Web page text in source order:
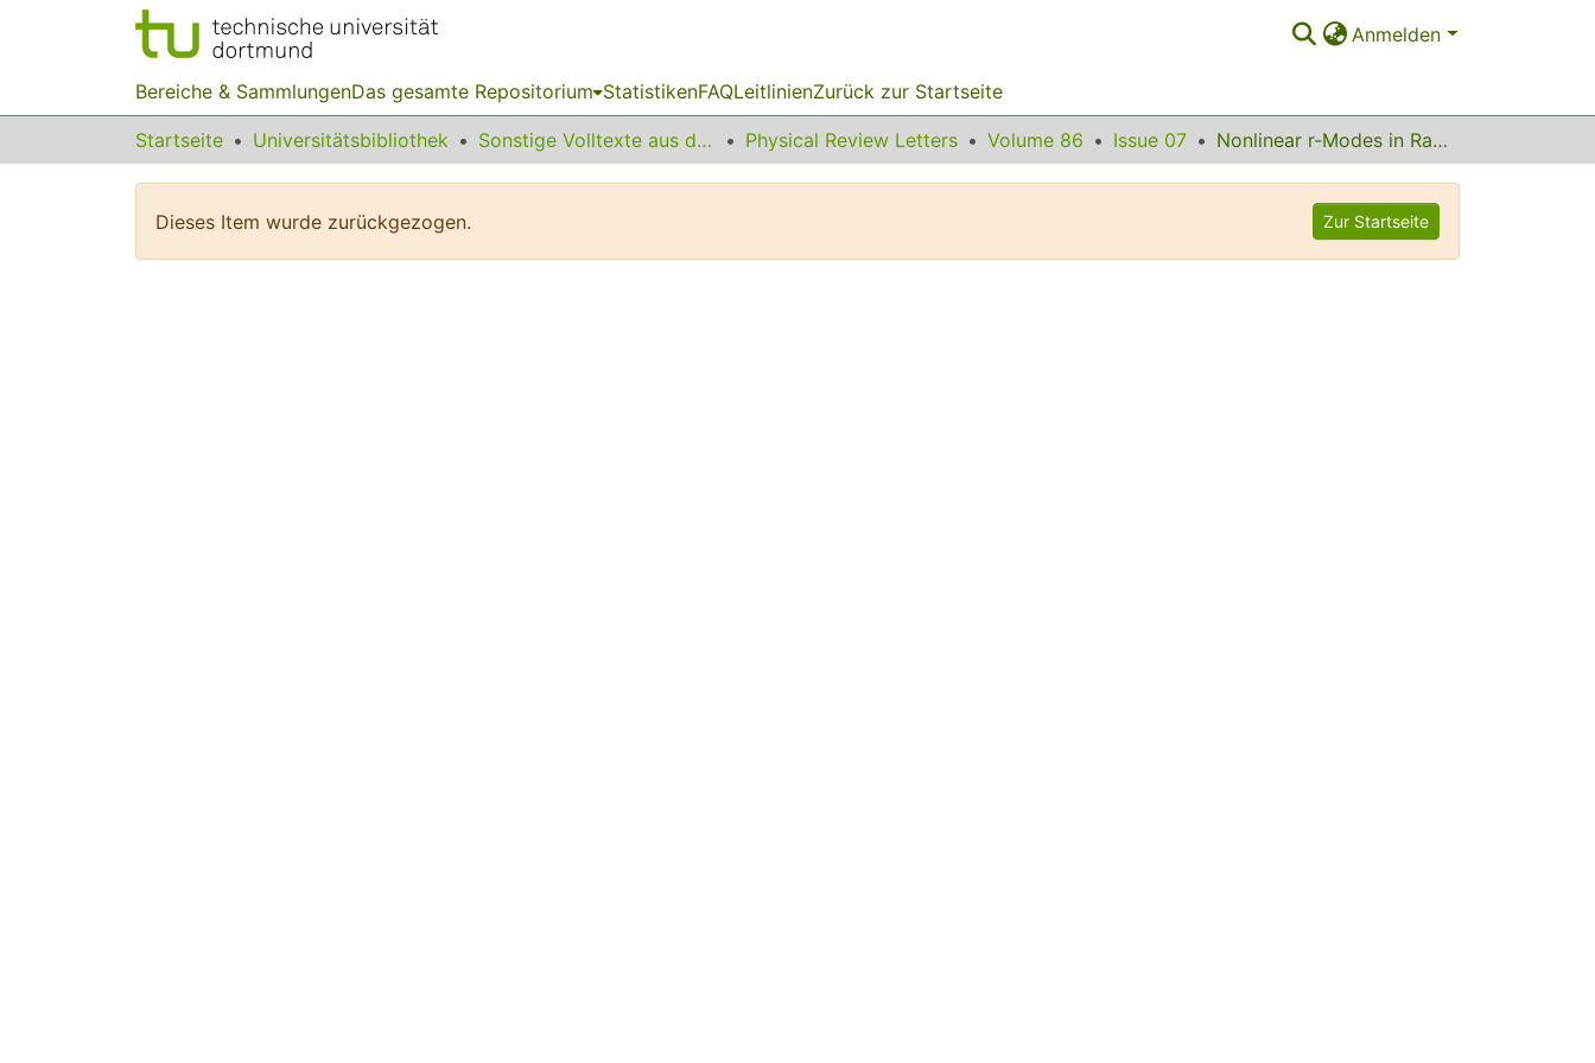
Anmelden
Bereiche & SammlungenDas gesamte Repositorium StatistikenFAQLeitlinienZurück zur Startseite
Startseite Universitätsbibliothek Sonstige Volltexte aus dem Bibliotheksangebot Physical Review Letters Volume 86 Issue 07 Nonlinear r-Modes in Rapidly Rotating Relativistic Stars
Dieses Item wurde zurückgezogen. Zur Startseite